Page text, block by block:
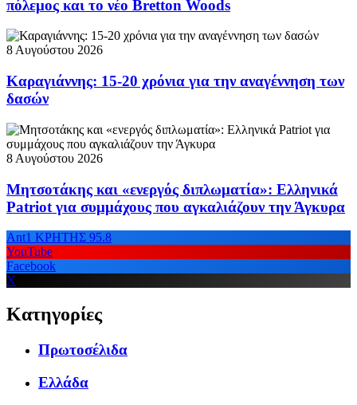
πόλεμος και το νέο Bretton Woods
8 Αυγούστου 2026
Καραγιάννης: 15-20 χρόνια για την αναγέννηση των
δασών
8 Αυγούστου 2026
Μητσοτάκης και «ενεργός διπλωματία»: Ελληνικά
Patriot για συμμάχους που αγκαλιάζουν την Άγκυρα
Ant1 ΚΡΗΤΗΣ 95.8
YouTube
Facebook
X
Κατηγορίες
Πρωτοσέλιδα
Ελλάδα